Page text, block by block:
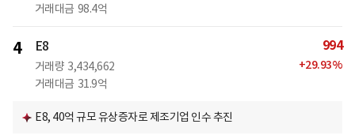
거래대금 98.4억
4 E8
거래량 3,434,662
거래대금 31.9억
994
+29.93%
E8, 40억 규모 유상증자로 제조기업 인수 추진